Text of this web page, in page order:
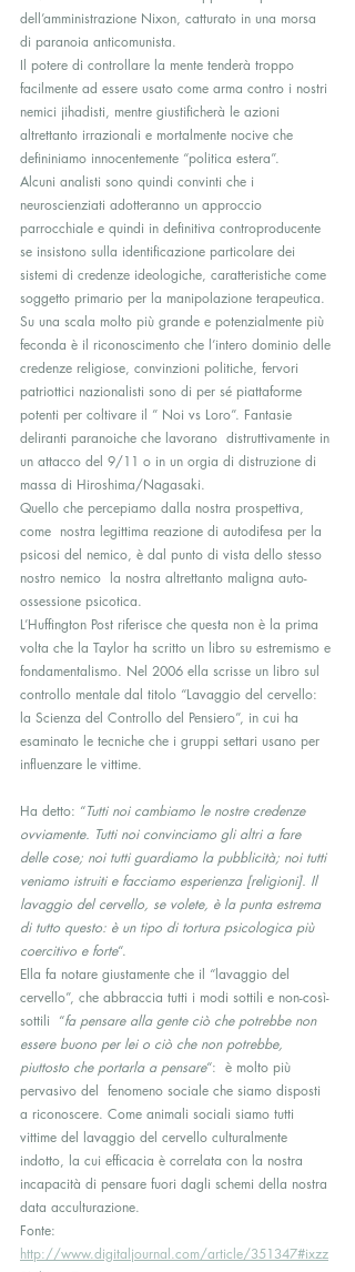
dell’amministrazione Nixon, catturato in una morsa
di paranoia anticomunista.
Il potere di controllare la mente tenderà troppo
facilmente ad essere usato come arma contro i nostri
nemici jihadisti, mentre giustificherà le azioni
altrettanto irrazionali e mortalmente nocive che
defininiamo innocentemente “politica estera”.
Alcuni analisti sono quindi convinti che i
neuroscienziati adotteranno un approccio
parrocchiale e quindi in definitiva controproducente
se insistono sulla identificazione particolare dei
sistemi di credenze ideologiche, caratteristiche come
soggetto primario per la manipolazione terapeutica.
Su una scala molto più grande e potenzialmente più
feconda è il riconoscimento che l’intero dominio delle
credenze religiose, convinzioni politiche, fervori
patriottici nazionalisti sono di per sé piattaforme
potenti per coltivare il ” Noi vs Loro”. Fantasie
deliranti paranoiche che lavorano  distruttivamente in
un attacco del 9/11 o in un orgia di distruzione di
massa di Hiroshima/Nagasaki.
Quello che percepiamo dalla nostra prospettiva,
come  nostra legittima reazione di autodifesa per la
psicosi del nemico, è dal punto di vista dello stesso
nostro nemico  la nostra altrettanto maligna auto-
ossessione psicotica.
L’Huffington Post riferisce che questa non è la prima
volta che la Taylor ha scritto un libro su estremismo e
fondamentalismo. Nel 2006 ella scrisse un libro sul
controllo mentale dal titolo “Lavaggio del cervello:
la Scienza del Controllo del Pensiero”, in cui ha
esaminato le tecniche che i gruppi settari usano per
influenzare le vittime.
Ha detto: “Tutti noi cambiamo le nostre credenze
ovviamente. Tutti noi convinciamo gli altri a fare
delle cose; noi tutti guardiamo la pubblicità; noi tutti
veniamo istruiti e facciamo esperienza [religioni]. Il
lavaggio del cervello, se volete, è la punta estrema
di tutto questo: è un tipo di tortura psicologica più
coercitivo e forte“.
Ella fa notare giustamente che il “lavaggio del
cervello”, che abbraccia tutti i modi sottili e non-così-
sottili  “fa pensare alla gente ciò che potrebbe non
essere buono per lei o ciò che non potrebbe,
piuttosto che portarla a pensare“:  è molto più
pervasivo del  fenomeno sociale che siamo disposti
a riconoscere. Come animali sociali siamo tutti
vittime del lavaggio del cervello culturalmente
indotto, la cui efficacia è correlata con la nostra
incapacità di pensare fuori dagli schemi della nostra
data acculturazione.
Fonte:
http://www.digitaljournal.com/article/351347#ixzz